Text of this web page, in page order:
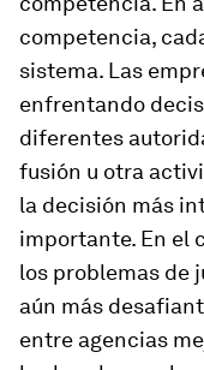
competencia,
sistema. Las
enfrentando
diferentes
fusión u otra
la decisión más
importante. En el
los problemas de
aún más
entre agencias